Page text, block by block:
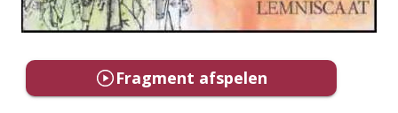
Fragment afspelen